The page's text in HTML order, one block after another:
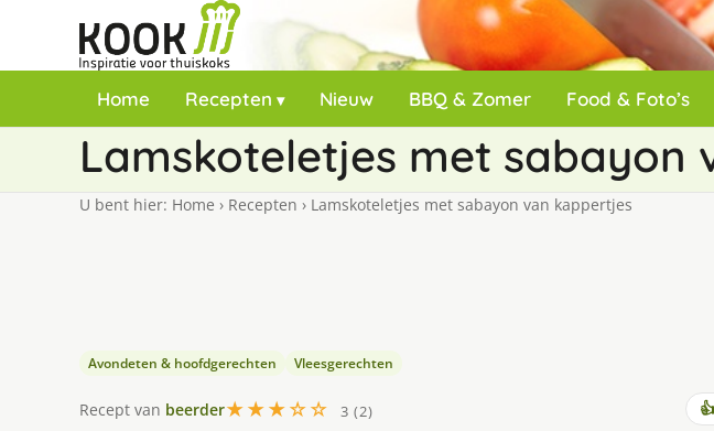
Home Recepten Nieuw BBQ & Zomer Food & Foto’s
Lamskoteletjes met sabayon
U bent hier: Home › Recepten › Lamskoteletjes met sabayon van kappertjes
Avondeten & hoofdgerechten Vleesgerechten
Recept van beerder★★★☆☆ 3 (2) 👍